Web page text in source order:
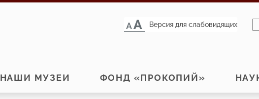
Версия для слабовидящих
НАШИ МУЗЕИ ФОНД «ПРОКОПИЙ»